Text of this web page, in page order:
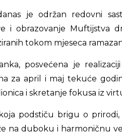
je održan redovni
i obrazovanje Muftijstva
tokom mjeseca
posvećena je
za april i maj tekuće
i skretanje fokusa iz
podstiču brigu o
na duboku i harmoničnu